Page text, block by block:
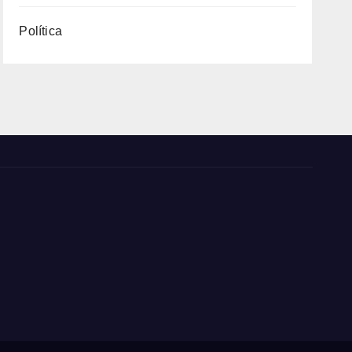
Política